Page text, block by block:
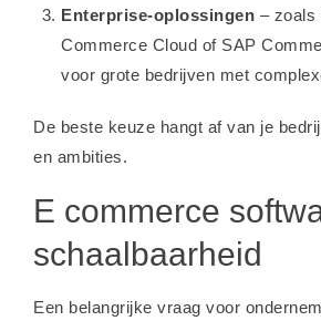
Enterprise-oplossingen – zoals
Commerce Cloud of SAP
voor grote bedrijven met
De beste keuze hangt af van je
en ambities.
E commerce
schaalbaarheid
Een belangrijke vraag voor